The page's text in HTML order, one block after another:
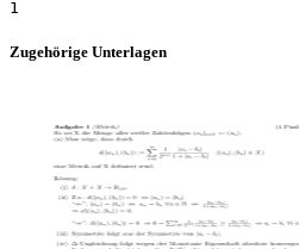
Zugehörige Unterlagen